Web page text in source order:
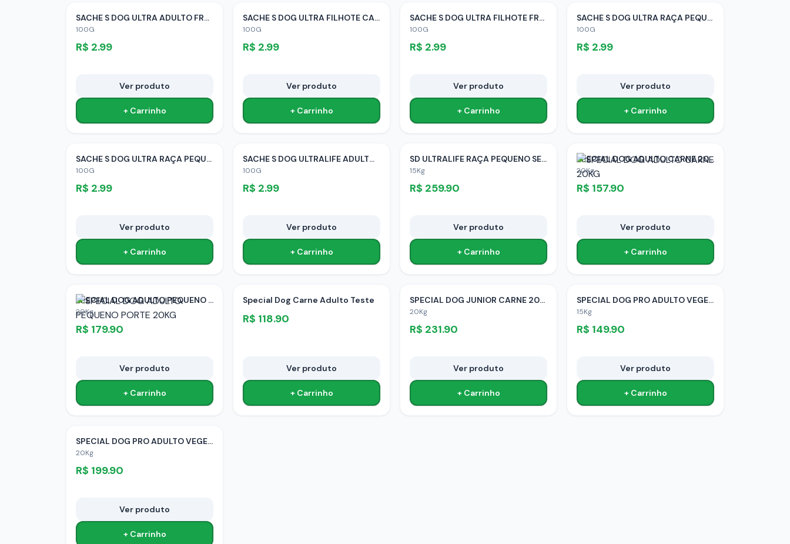
SACHE S DOG ULTRA ADULTO FRANGO
100G
R$ 2.99
Ver produto
+ Carrinho
SACHE S DOG ULTRA FILHOTE CARNE
100G
R$ 2.99
Ver produto
+ Carrinho
SACHE S DOG ULTRA FILHOTE FRANGO
100G
R$ 2.99
Ver produto
+ Carrinho
SACHE S DOG ULTRA RAÇA PEQUENA ADULTO CARNE
100G
R$ 2.99
Ver produto
+ Carrinho
SACHE S DOG ULTRA RAÇA PEQUENA ADULTO FRANGO
100G
R$ 2.99
Ver produto
+ Carrinho
SACHE S DOG ULTRALIFE ADULTO CARNE
100G
R$ 2.99
Ver produto
+ Carrinho
SD ULTRALIFE RAÇA PEQUENO SEN 7+ FRANGO 15KG
15Kg
R$ 259.90
Ver produto
+ Carrinho
SPECIAL DOG ADULTO CARNE 20KG
20Kg
R$ 157.90
Ver produto
+ Carrinho
SPECIAL DOG ADULTO PEQUENO PORTE 20KG
20Kg
R$ 179.90
Ver produto
+ Carrinho
Special Dog Carne Adulto Teste
R$ 118.90
Ver produto
+ Carrinho
SPECIAL DOG JUNIOR CARNE 20KG
20Kg
R$ 231.90
Ver produto
+ Carrinho
SPECIAL DOG PRO ADULTO VEGETAIS 15KG
15Kg
R$ 149.90
Ver produto
+ Carrinho
SPECIAL DOG PRO ADULTO VEGETAIS 20KG
20Kg
R$ 199.90
Ver produto
+ Carrinho